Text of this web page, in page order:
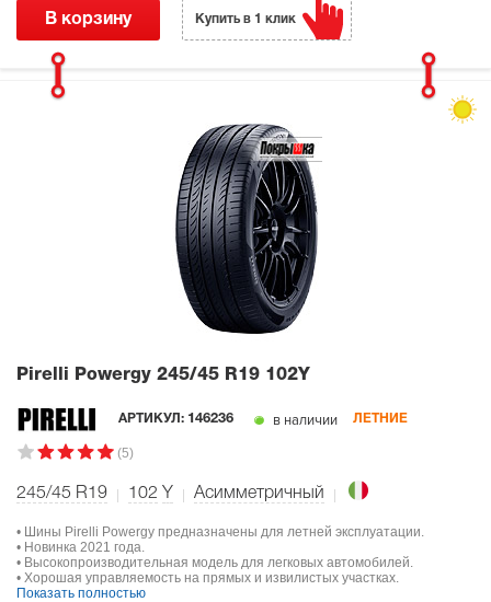
В корзину Купить в 1 клик
Pirelli Powergy 245/45 R19 102Y
АРТИКУЛ: 146236 в наличии ЛЕТНИЕ
(5)
245/45 R19 102 Y Асимметричный
• Шины Pirelli Powergy предназначены для летней эксплуатации.
• Новинка 2021 года.
• Высокопроизводительная модель для легковых автомобилей.
• Хорошая управляемость на прямых и извилистых участках.
Показать полностью